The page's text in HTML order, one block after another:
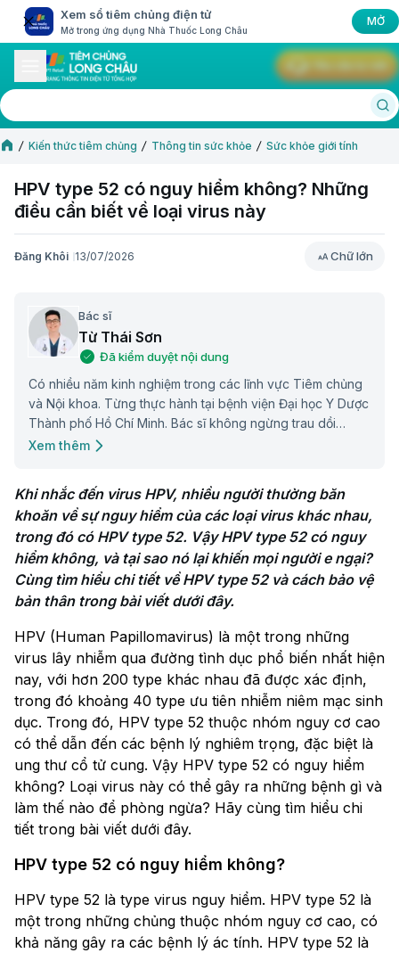
Xem sổ tiêm chủng điện tử
Mở trong ứng dụng Nhà Thuốc Long Châu
MỞ
Kiến thức tiêm chủng Thông tin sức khỏe Sức khỏe giới tính
HPV type 52 có nguy hiểm không? Những
điều cần biết về loại virus này
Đăng Khôi 13/07/2026 Chữ lớn
Bác sĩ
Từ Thái Sơn
Đã kiểm duyệt nội dung
Có nhiều năm kinh nghiệm trong các lĩnh vực Tiêm chủng
và Nội khoa. Từng thực hành tại bệnh viện Đại học Y Dược
Thành phố Hồ Chí Minh. Bác sĩ không ngừng trau dồi
chuyên môn nhằm mang đến những thông tin hữu ích cho
Xem thêm
Khi nhắc đến virus HPV, nhiều người thường băn
khoăn về sự nguy hiểm của các loại virus khác nhau,
trong đó có HPV type 52. Vậy HPV type 52 có nguy
hiểm không, và tại sao nó lại khiến mọi người e ngại?
Cùng tìm hiểu chi tiết về HPV type 52 và cách bảo vệ
bản thân trong bài viết dưới đây.
HPV (Human Papillomavirus) là một trong những
virus lây nhiễm qua đường tình dục phổ biến nhất hiện
nay, với hơn 200 type khác nhau đã được xác định,
trong đó khoảng 40 type ưu tiên nhiễm niêm mạc sinh
dục. Trong đó, HPV type 52 thuộc nhóm nguy cơ cao
có thể dẫn đến các bệnh lý nghiêm trọng, đặc biệt là
ung thư cổ tử cung. Vậy HPV type 52 có nguy hiểm
không? Loại virus này có thể gây ra những bệnh gì và
làm thế nào để phòng ngừa? Hãy cùng tìm hiểu chi
tiết trong bài viết dưới đây.
HPV type 52 có nguy hiểm không?
HPV type 52 là type virus nguy hiểm. HPV type 52 là
một trong những chủng thuộc nhóm nguy cơ cao, có
khả năng gây ra các bệnh lý ác tính. HPV type 52 là